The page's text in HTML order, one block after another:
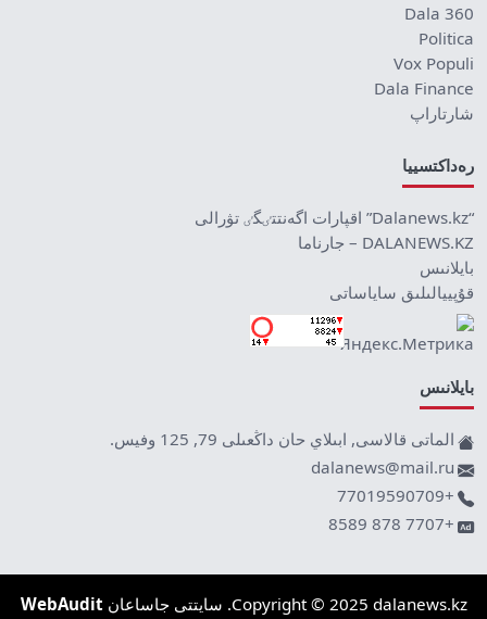
Dala 360
Politica
Vox Populi
Dala Finance
شارتاراپ
رەداكتسييا
“Dalanews.kz” اقپارات اگەنتتٸگٸ تۋرالى
DALANEWS.KZ – جارناما
بايلانىس
قۇپييالىلىق ساياساتى
بايلانىس
الماتى قالاسى, ابىلاي حان داڭعىلى 79, 125 وفيس.
dalanews@mail.ru
+77019590709
+7707 878 8589
Copyright © 2025 dalanews.kz. سايتتى جاساعان WebAudit